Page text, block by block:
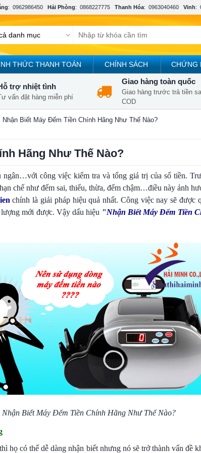
: 0962986450 Hải Phòng: 0868227775 Thanh Hóa: 0963040460 Vinh:
THỨC THANH TOÁN CHÍNH SÁCH CHỨNG
trợ nhiệt tình
vấn đặt hàng miễn phí
Giao hàng toàn quốc
Giao hàng trước trả tiền
COD
Nhận Biết Máy Đếm Tiền Chính Hãng Như Thế Nào?
Hãng Như Thế Nào?
công việc kiểm tra và tổng giá trị của số tiền.
chế như đếm sai, thiếu, thừa, đếm chậm…điều này ảnh
chính là giải pháp hiệu quả nhất. Công việc nay sẽ được
mới được. Vậy dấu hiệu "Nhận Biết Máy Đếm Tiền
Nhận Biết Máy Đếm Tiền Chính Hãng Như Thế Nào?
họ có thể dễ dàng nhận biết nhưng nó sẽ trở thành vấn đề